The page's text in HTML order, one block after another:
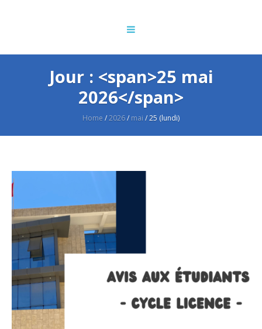
Jour : <span>25 mai
2026</span>
Home /2026/ mai /25 (lundi)